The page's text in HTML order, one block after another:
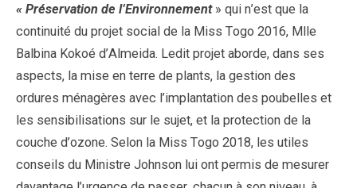
« Préservation de l’Environnement» qui n’est que la
continuité du projet social de la Miss Togo 2016, Mlle
Balbina Kokoé d’Almeida. Ledit projet aborde, dans ses
aspects, la mise en terre de plants, la gestion des
ordures ménagères avec l’implantation des poubelles et
les sensibilisations sur le sujet, et la protection de la
couche d’ozone. Selon la Miss Togo 2018, les utiles
conseils du Ministre Johnson lui ont permis de mesurer